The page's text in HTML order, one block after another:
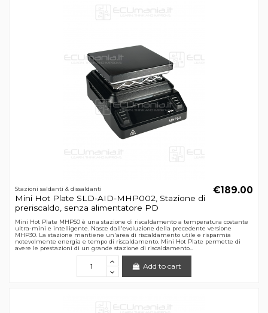
Stazioni saldanti & dissaldanti
Mini Hot Plate SLD-AID-MHP002, Stazione di
preriscaldo, senza alimentatore PD
€189.00
Mini Hot Plate MHP50 è una stazione di riscaldamento a temperatura costante
ultra-mini e intelligente. Nasce dall'evoluzione della precedente versione
MHP30. La stazione mantiene un'area di riscaldamento utile e risparmia
notevolmente energia e tempo di riscaldamento. Mini Hot Plate permette di
avere le prestazioni di un grande stazione di riscaldamento...
Add to cart